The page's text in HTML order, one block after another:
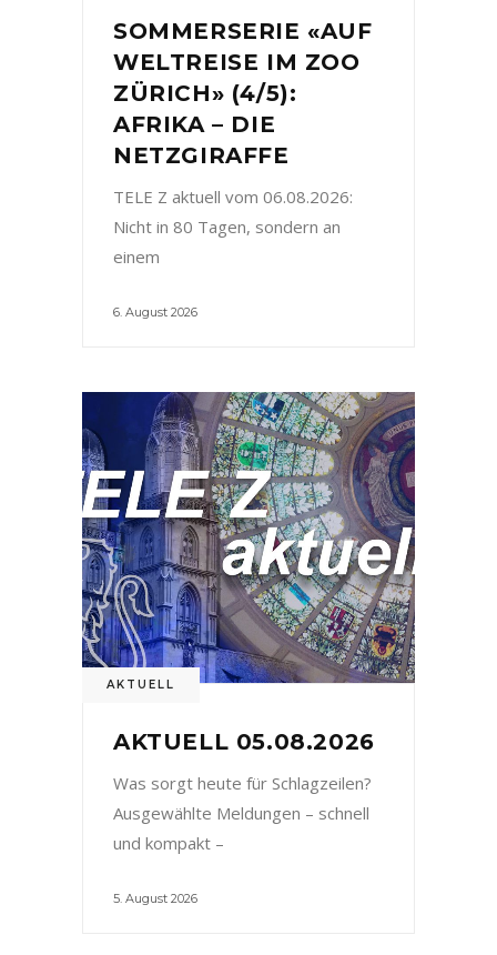
SOMMERSERIE «AUF
WELTREISE IM ZOO
ZÜRICH» (4/5):
AFRIKA – DIE
NETZGIRAFFE
TELE Z aktuell vom 06.08.2026:
Nicht in 80 Tagen, sondern an
einem
6. August 2026
AKTUELL
AKTUELL 05.08.2026
Was sorgt heute für Schlagzeilen?
Ausgewählte Meldungen – schnell
und kompakt –
5. August 2026